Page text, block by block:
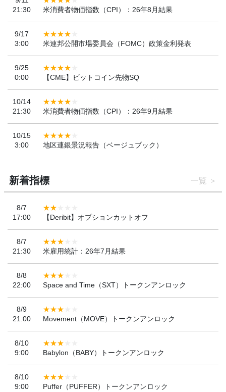
21:30
米消費者物価指数（CPI）：26年8月結果
9/17
3:00
米連邦公開市場委員会（FOMC）政策金利発表
9/25
0:00
【CME】ビットコイン先物SQ
10/14
21:30
米消費者物価指数（CPI）：26年9月結果
10/15
3:00
地区連銀景況報告（ベージュブック）
新着指標 一覧
8/7
17:00
【Deribit】オプションカットオフ
8/7
21:30
米雇用統計：26年7月結果
8/8
22:00
Space and Time（SXT）トークンアンロック
8/9
21:00
Movement（MOVE）トークンアンロック
8/10
9:00
Babylon（BABY）トークンアンロック
8/10
9:00
Puffer（PUFFER）トークンアンロック